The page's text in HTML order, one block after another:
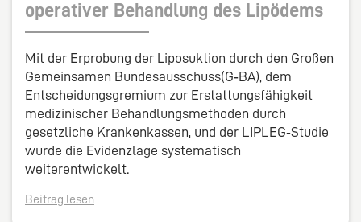
operativer Behandlung des Lipödems
Mit der Erprobung der Liposuktion durch den Großen
Gemeinsamen Bundesausschuss(G‑BA), dem
Entscheidungsgremium zur Erstattungsfähigkeit
medizinischer Behandlungsmethoden durch
gesetzliche Krankenkassen, und der LIPLEG‑Studie
wurde die Evidenzlage systematisch
weiterentwickelt.
Beitrag lesen